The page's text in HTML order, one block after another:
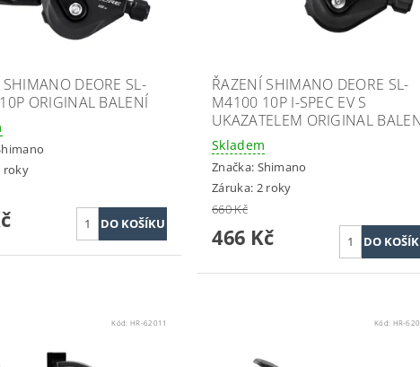
DEORE SL-
ORIGINAL BALENÍ
roky
ŘAZENÍ SHIMANO DEORE SL-
M4100 10P I-SPEC EV S
UKAZATELEM ORIGINAL
Skladem
Značka: Shimano
Záruka: 2 roky
660 Kč
466 Kč
Kód: HR-62011 Kód: HR-